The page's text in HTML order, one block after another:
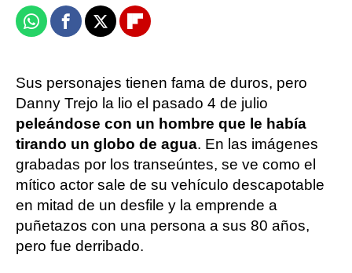
WhatsappFacebook
X Flipboard
Sus personajes tienen fama de duros, pero
Danny Trejo la lio el pasado 4 de julio
peleándose con un hombre que le había
tirando un globo de agua. En las imágenes
grabadas por los transeúntes, se ve como el
mítico actor sale de su vehículo descapotable
en mitad de un desfile y la emprende a
puñetazos con una persona a sus 80 años,
pero fue derribado.